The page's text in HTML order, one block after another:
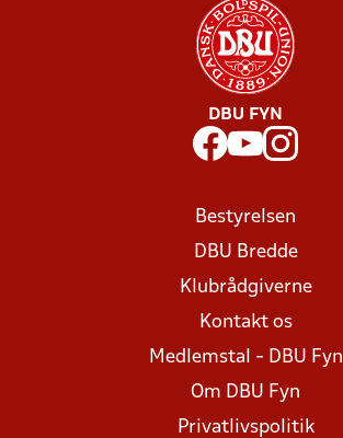
DBU FYN
Bestyrelsen
DBU Bredde
Klubrådgiverne
Kontakt os
Medlemstal - DBU Fyn
Om DBU Fyn
Privatlivspolitik